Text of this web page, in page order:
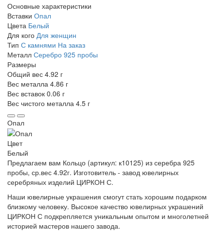
Основные характеристики
Вставки Опал
Цвета Белый
Для кого Для женщин
Тип С камнями На заказ
Металл Серебро 925 пробы
Размеры
Общий вес 4.92 г
Вес металла 4.86 г
Вес вставок 0.06 г
Вес чистого металла 4.5 г
Опал
Цвет
Белый
Предлагаем вам Кольцо (артикул: к10125) из серебра 925
пробы, ср.вес 4.92г. Изготовитель - завод ювелирных
серебряных изделий ЦИРКОН С.
Наши ювелирные украшения смогут стать хорошим подарком
близкому человеку. Высокое качество ювелирных украшений
ЦИРКОН С подкрепляется уникальным опытом и многолетней
историей мастеров нашего завода.